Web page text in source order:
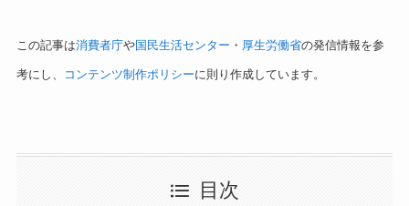
この記事は消費者庁や国民生活センター ・ 厚生労働省の発信情報を参
考にし、 コンテンツ制作ポリシーに則り作成しています。
目次